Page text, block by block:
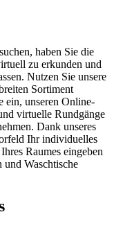
haben Sie die
zu erkunden und
Nutzen Sie unsere
Sortiment
ein, unseren Online-
virtuelle Rundgänge
Dank unseres
Ihr individuelles
Raumes eingeben
Waschtische